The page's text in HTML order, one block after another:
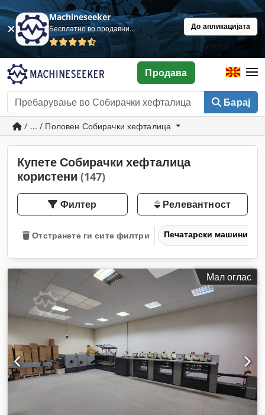
Machineseeker
Бесплатно во продавница До апликацијата
Барај
Продава
/ ... / Половен Собирачки хефталица
Купете Собирачки хефталица
користени (147)
Филтер Релевантност
Отстранете ги сите филтри Печатарски машини и
Мал оглас